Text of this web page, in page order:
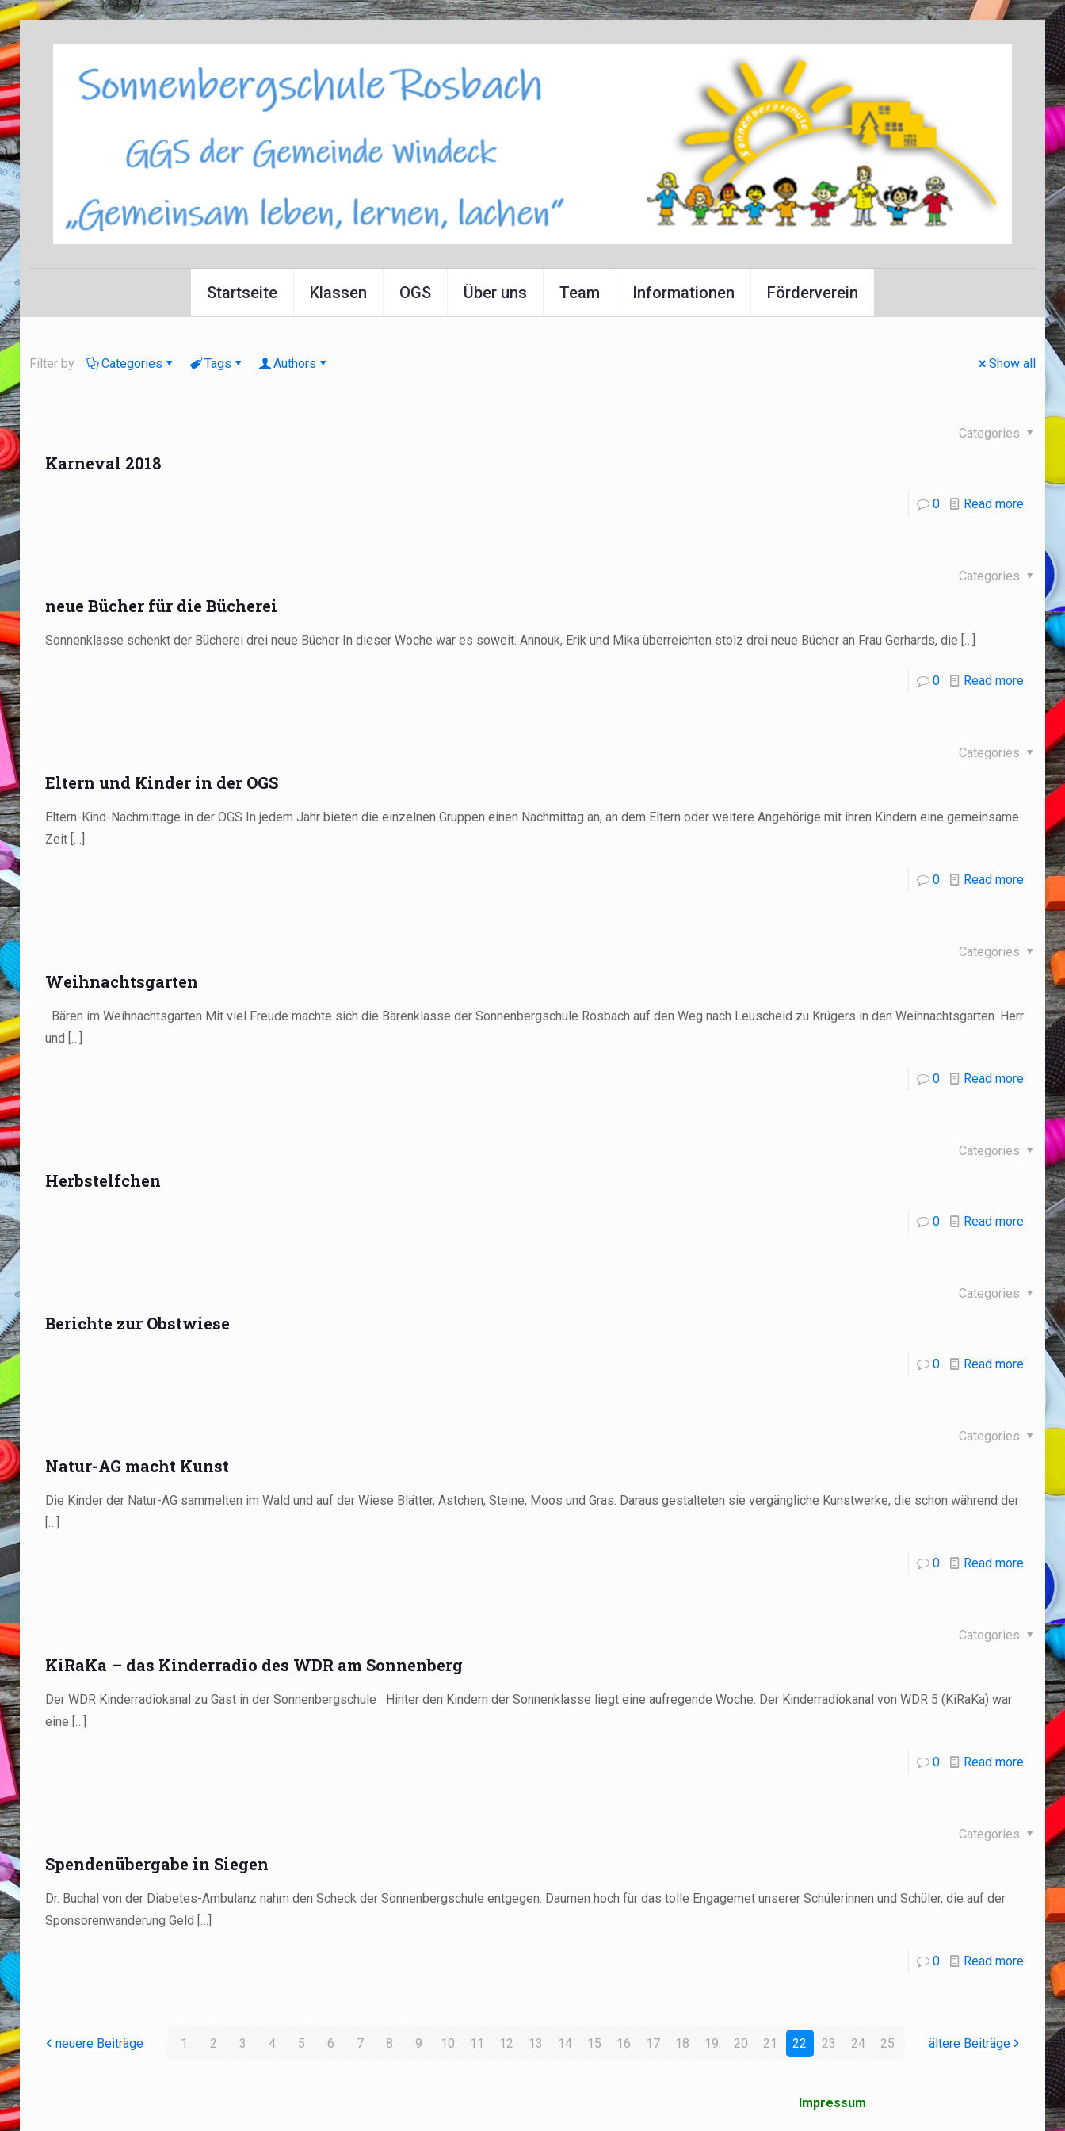
Startseite Klassen OGS Über uns Team Informationen Förderverein
Filter by Categories Tags Authors Show all
Categories
Karneval 2018
0 Read more
Categories
neue Bücher für die Bücherei
Sonnenklasse schenkt der Bücherei drei neue Bücher In dieser Woche war es soweit. Annouk, Erik und Mika überreichten stolz drei neue Bücher an Frau Gerhards, die […]
0 Read more
Categories
Eltern und Kinder in der OGS
Eltern-Kind-Nachmittage in der OGS In jedem Jahr bieten die einzelnen Gruppen einen Nachmittag an, an dem Eltern oder weitere Angehörige mit ihren Kindern eine gemeinsame
Zeit […]
0 Read more
Categories
Weihnachtsgarten
Bären im Weihnachtsgarten Mit viel Freude machte sich die Bärenklasse der Sonnenbergschule Rosbach auf den Weg nach Leuscheid zu Krügers in den Weihnachtsgarten. Herr
und […]
0 Read more
Categories
Herbstelfchen
0 Read more
Categories
Berichte zur Obstwiese
0 Read more
Categories
Natur-AG macht Kunst
Die Kinder der Natur-AG sammelten im Wald und auf der Wiese Blätter, Ästchen, Steine, Moos und Gras. Daraus gestalteten sie vergängliche Kunstwerke, die schon während der
[…]
0 Read more
Categories
KiRaKa – das Kinderradio des WDR am Sonnenberg
Der WDR Kinderradiokanal zu Gast in der Sonnenbergschule Hinter den Kindern der Sonnenklasse liegt eine aufregende Woche. Der Kinderradiokanal von WDR 5 (KiRaKa) war
eine […]
0 Read more
Categories
Spendenübergabe in Siegen
Dr. Buchal von der Diabetes-Ambulanz nahm den Scheck der Sonnenbergschule entgegen. Daumen hoch für das tolle Engagemet unserer Schülerinnen und Schüler, die auf der
Sponsorenwanderung Geld […]
0 Read more
neuere Beiträge 1 2 3 4 5 6 7 8 9 10 11 12 13 14 15 16 17 18 19 20 21 22 23 24 25 ältere Beiträge
Impressum